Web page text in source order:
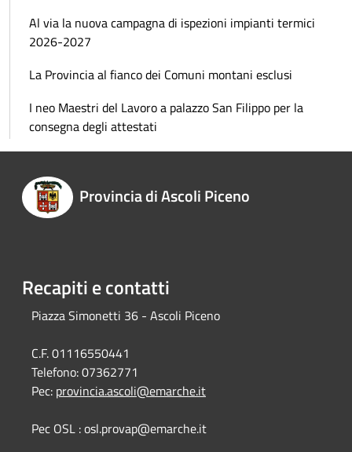
Al via la nuova campagna di ispezioni impianti termici
2026-2027
La Provincia al fianco dei Comuni montani esclusi
I neo Maestri del Lavoro a palazzo San Filippo per la
consegna degli attestati
Provincia di Ascoli Piceno
Recapiti e contatti
Piazza Simonetti 36 - Ascoli Piceno
C.F. 01116550441
Telefono:07362771
Pec: provincia.ascoli@emarche.it
Pec OSL : osl.provap@emarche.it